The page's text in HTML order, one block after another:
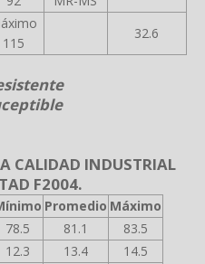
115
32.6
CALIDAD INDUSTRIAL
F2004.
Promedio Máximo
78.5 81.1
83.5
12.3 13.4
14.5